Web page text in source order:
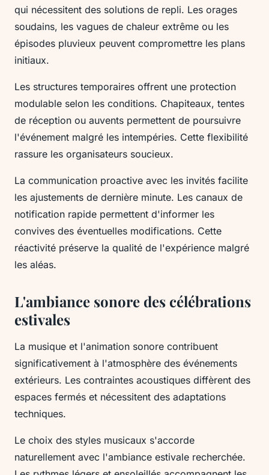
qui nécessitent des solutions de repli. Les orages
soudains, les vagues de chaleur extrême ou les
épisodes pluvieux peuvent compromettre les plans
initiaux.
Les structures temporaires offrent une protection
modulable selon les conditions. Chapiteaux, tentes
de réception ou auvents permettent de poursuivre
l'événement malgré les intempéries. Cette flexibilité
rassure les organisateurs soucieux.
La communication proactive avec les invités facilite
les ajustements de dernière minute. Les canaux de
notification rapide permettent d'informer les
convives des éventuelles modifications. Cette
réactivité préserve la qualité de l'expérience malgré
les aléas.
L'ambiance sonore des célébrations
estivales
La musique et l'animation sonore contribuent
significativement à l'atmosphère des événements
extérieurs. Les contraintes acoustiques diffèrent des
espaces fermés et nécessitent des adaptations
techniques.
Le choix des styles musicaux s'accorde
naturellement avec l'ambiance estivale recherchée.